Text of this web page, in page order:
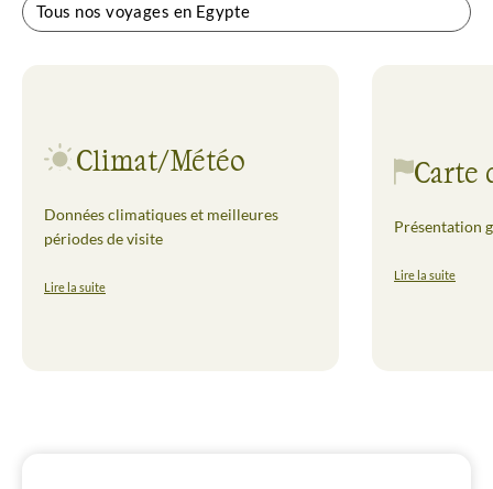
Tous nos voyages en Egypte
Climat/Météo
Données climatiques et meilleures
périodes de visite
Lire la suite
Carte
Présentation
Lire la suite